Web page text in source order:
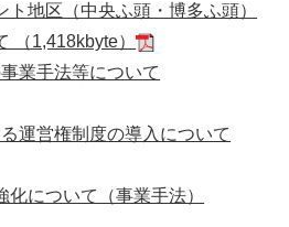
ト地区（中央ふ頭・博多ふ頭）
（1,418kbyte）
業手法等について
運営権制度の導入について
化について（事業手法）